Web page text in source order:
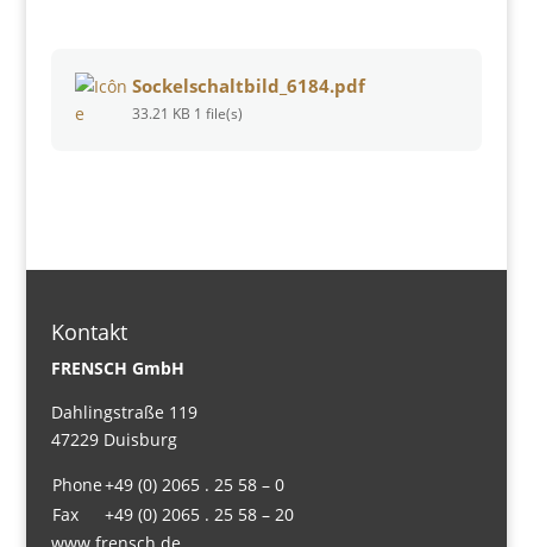
Sockelschaltbild_6184.pdf
33.21 KB 1 file(s)
Kontakt
FRENSCH GmbH
Dahlingstraße 119
47229 Duisburg
Phone+49 (0) 2065 . 25 58 – 0
Fax
+49 (0) 2065 . 25 58 – 20